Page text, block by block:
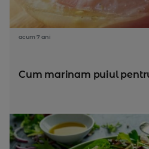
acum 7 ani
Cum marinam puiul